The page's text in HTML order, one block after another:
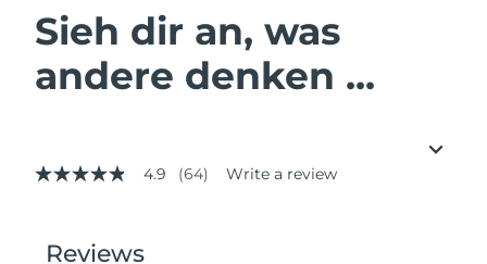
Sieh dir an, was
andere denken ...
4.9
stars,
4.9 (64) Write a review